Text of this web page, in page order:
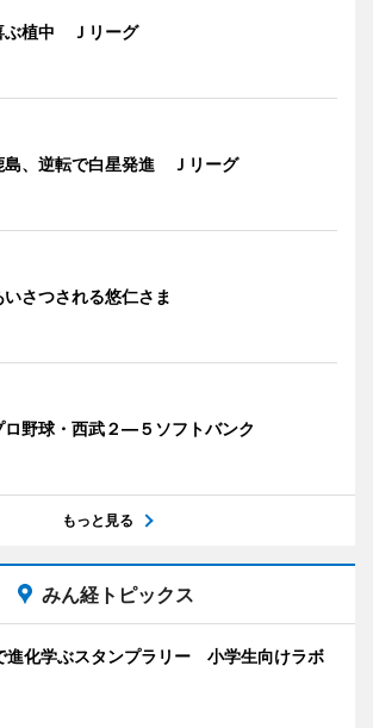
ぶ植中 Ｊリーグ
島、逆転で白星発進 Ｊリーグ
いさつされる悠仁さま
ロ野球・西武２―５ソフトバンク
もっと見る
みん経トピックス
進化学ぶスタンプラリー 小学生向けラボ